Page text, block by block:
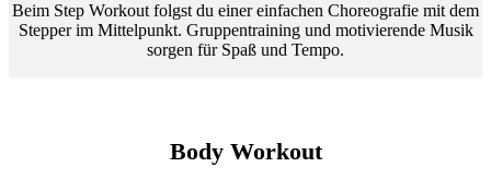
Beim Step Workout folgst du einer einfachen Choreografie mit dem
Stepper im Mittelpunkt. Gruppentraining und motivierende Musik
sorgen für Spaß und Tempo.
Body Workout